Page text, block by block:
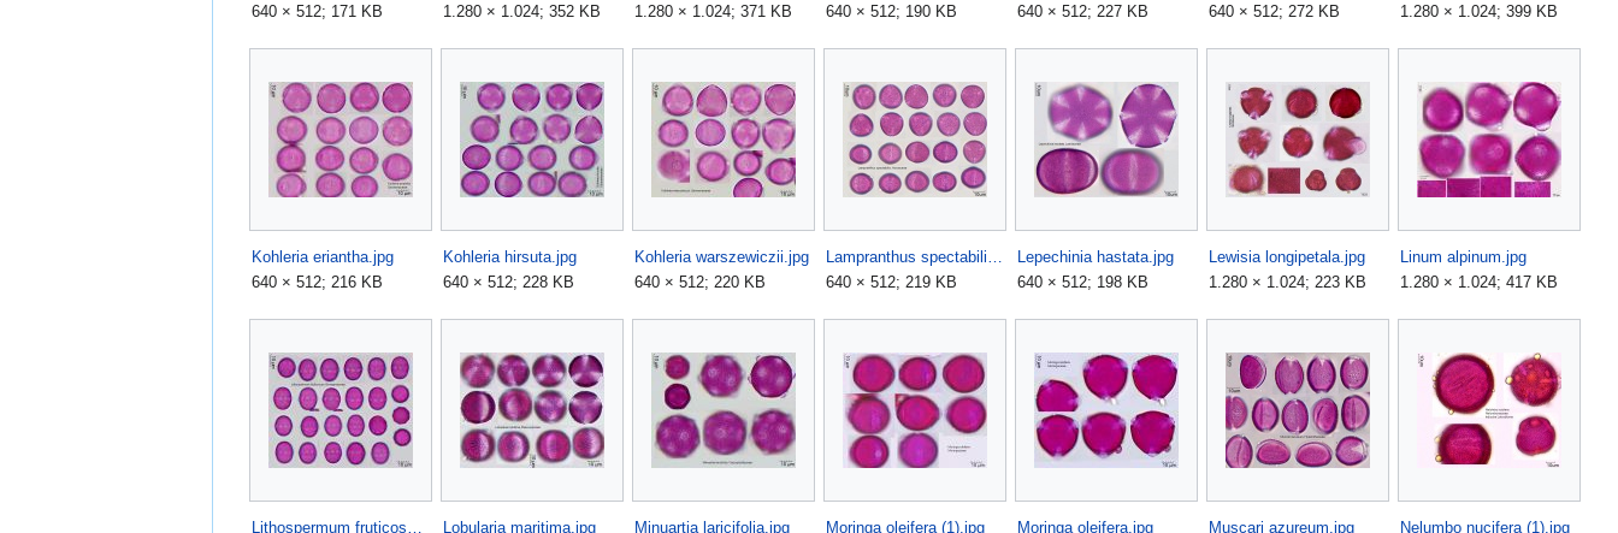
640 × 512; 171 KB
1.280 × 1.024; 352 KB
1.280 × 1.024; 371 KB
640 × 512; 190 KB
640 × 512; 227 KB
640 × 512; 272 KB
1.280 × 1.024; 399 KB
Kohleria eriantha.jpg
640 × 512; 216 KB
Kohleria hirsuta.jpg
640 × 512; 228 KB
Kohleria warszewiczii.jpg
640 × 512; 220 KB
Lampranthus spectabilis.jpg
640 × 512; 219 KB
Lepechinia hastata.jpg
640 × 512; 198 KB
Lewisia longipetala.jpg
1.280 × 1.024; 223 KB
Linum alpinum.jpg
1.280 × 1.024; 417 KB
Lithospermum fruticosum.jpg Lobularia maritima.jpg Minuartia laricifolia.jpg Moringa oleifera (1).jpg Moringa oleifera.jpg Muscari azureum.jpg Nelumbo nucifera (1).jpg